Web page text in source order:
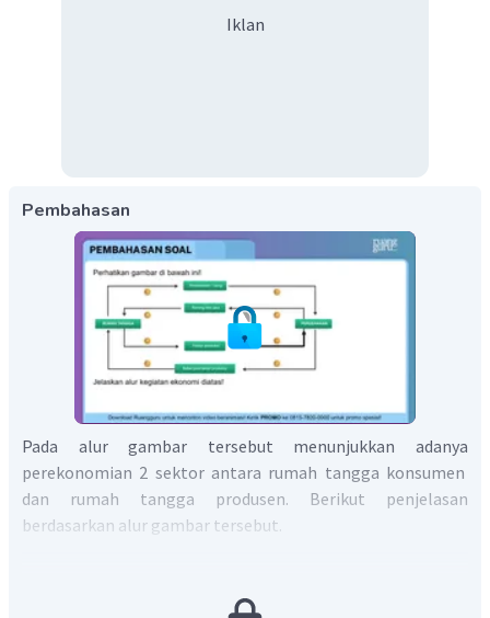
Iklan
Pembahasan
Pada alur gambar tersebut menunjukkan adanya
perekonomian 2 sektor antara rumah tangga konsumen
dan rumah tangga produsen. Berikut penjelasan
berdasarkan alur gambar tersebut.
sebagai pemilik faktor produksi akan menyerahkan